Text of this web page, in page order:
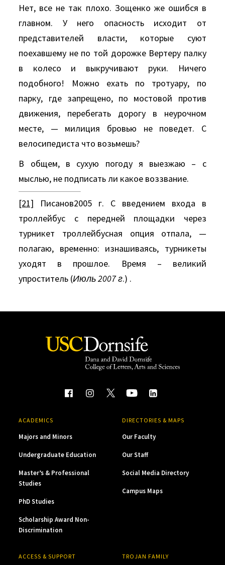
Нет, все не так плохо. Зощенко же ошибся в
главном. У него опасность исходит от
представителей власти, которые суют
поехавшему не по той дорожке Вертеру палку
в колесо и выкручивают руки. Ничего
подобного! Можно ехать по тротуару, по
парку, где запрещено, по мостовой против
движения, перебегать дорогу в неурочном
месте, — милиция бровью не поведет. С
велосипедиста что возьмешь?
В общем, в сухую погоду я выезжаю – с
мыслью, не подписать ли какое воззвание.
[21] Писанов2005 г. С введением входа в
троллейбус с передней площадки через
турникет троллейбусная опция отпала, —
полагаю, временно: изнашиваясь, турникеты
уходят в прошлое. Время – великий
упроститель (Июль 2007 г.) .
ACADEMICS
Majors and Minors
Undergraduate Education
Master’s & Professional
Studies
PhD Studies
Scholarship Award Non-
Discrimination
DIRECTORIES & MAPS
Our Faculty
Our Staff
Social Media Directory
Campus Maps
ACCESS & SUPPORT TROJAN FAMILY